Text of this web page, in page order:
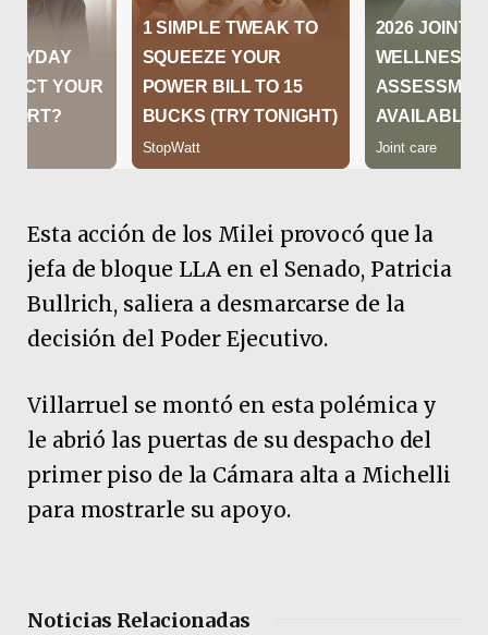
Esta acción de los Milei provocó que la
jefa de bloque LLA en el Senado, Patricia
Bullrich, saliera a desmarcarse de la
decisión del Poder Ejecutivo.
Villarruel se montó en esta polémica y
le abrió las puertas de su despacho del
primer piso de la Cámara alta a Michelli
para mostrarle su apoyo.
Noticias Relacionadas